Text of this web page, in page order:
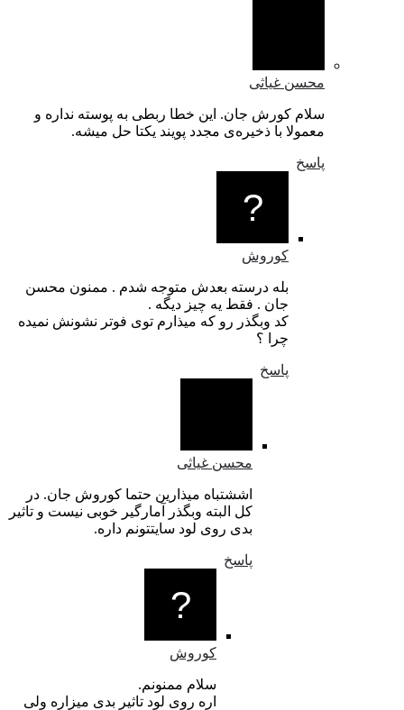
محسن غیاثی
سلام کورش جان. این خطا ربطی به پوسته نداره و
معمولا با ذخیره‌ی مجدد پویند یکتا حل میشه.
کوروش
بله درسته بعدش متوجه شدم . ممنون محسن
جان . فقط یه چیز دیگه .
کد وبگذر رو که میذارم توی فوتر نشونش نمیده
چرا ؟
محسن غیاثی
اششتباه میذارین حتما کوروش جان. در
کل البته وبگذر آمارگیر خوبی نیست و تاثیر
بدی روی لود سایتتونم داره.
کوروش
سلام ممنونم.
اره روی لود تاثیر بدی میزاره ولی